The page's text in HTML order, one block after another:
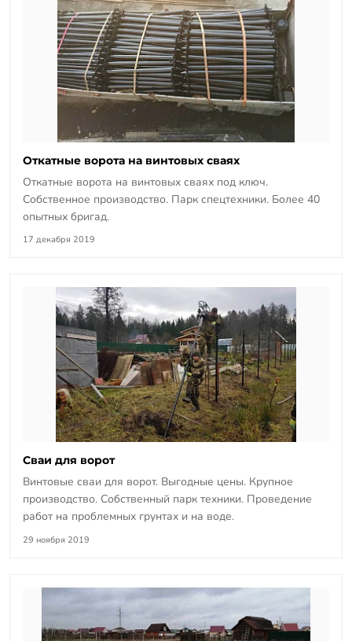
Откатные ворота на винтовых сваях
Откатные ворота на винтовых сваях под ключ.
Собственное производство. Парк спецтехники. Более 40
опытных бригад.
17 декабря 2019
Сваи для ворот
Винтовые сваи для ворот. Выгодные цены. Крупное
производство. Собственный парк техники. Проведение
работ на проблемных грунтах и на воде.
29 ноября 2019